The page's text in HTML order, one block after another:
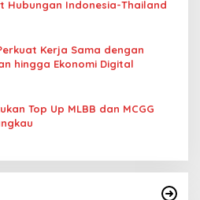
Hubungan Indonesia-Thailand
Kerja Sama dengan
hingga Ekonomi Digital
Top Up MLBB dan MCGG